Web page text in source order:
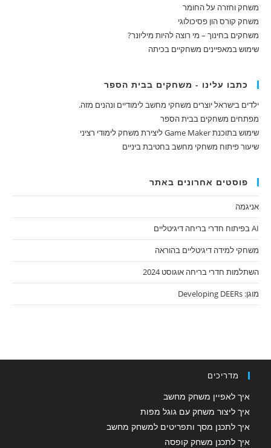
משחק וחזרה על החומר
משחק קורס הון פסיכולוגי
משחקים בחינוך – מי רוצה להיות מיליונר?
שימוש במאפיינים משחקיים בכיתה
כתבו עלינו - משחקים בבית הספר
ילדים בישראל יוצרים משחקי מחשב לימודיים ונהנים מזה.
מפתחים משחקים בבית הספר
שימוש בתוכנת Game Maker ליצירת משחק לימודי רציני
שיעור פיתוח משחקי מחשב בחטיבת ביניים
פוסטים אחרונים באתר
אניגמה
AI בפיתוח חדרי בריחה דיגיטליים
משחקי למידה דיגיטליים בהוראה
השתלמות חדרי בריחה אוגוסט 2024
מוגן: Developing DEERs
מדריכים
איך לאפיין משחק מחשב
איך ליצור משחק עם גוגל מפות
איך לתכנן מסך ותפריטים למשחק מחשב
איך לתכנן משחק קופסה